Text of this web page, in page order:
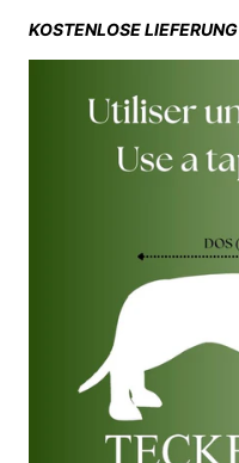
KOSTENLOSE LIEFERUNG